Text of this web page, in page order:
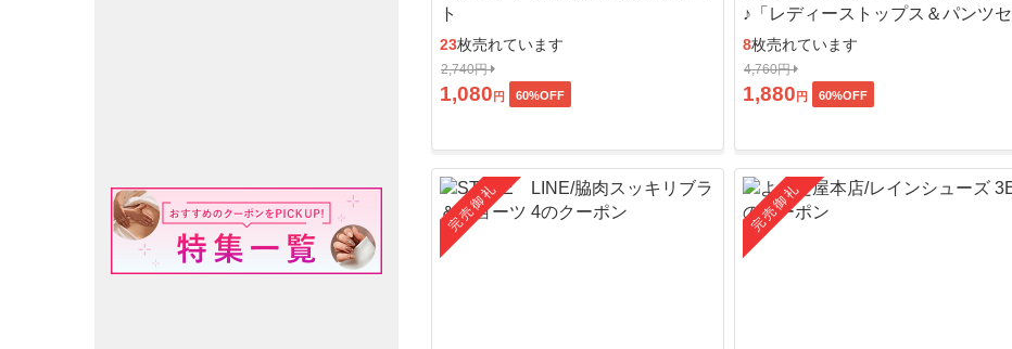
ト
23枚売れています
2,740円
1,080 円 60%OFF
♪「レディーストップス＆パンツセ
ット」
8枚売れています
4,760円
1,880 円 60%OFF
完売御礼 完売御礼